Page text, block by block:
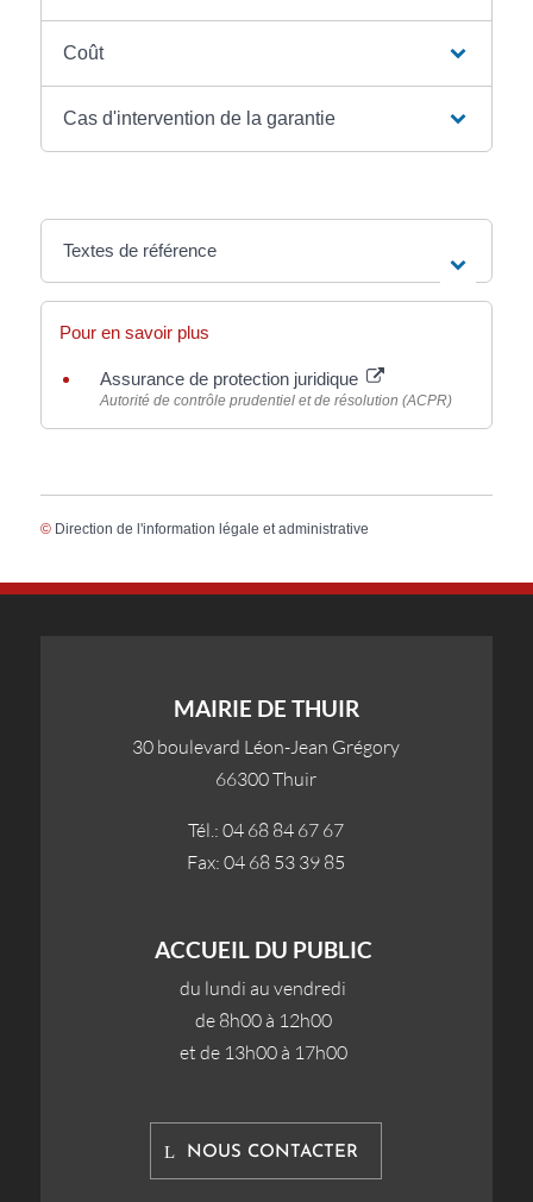
Coût
Cas d'intervention de la garantie
Textes de référence
Pour en savoir plus
Assurance de protection juridique
Autorité de contrôle prudentiel et de résolution (ACPR)
© Direction de l'information légale et administrative
MAIRIE DE THUIR
30 boulevard Léon-Jean Grégory
66300 Thuir
Tél.: 04 68 84 67 67
Fax: 04 68 53 39 85
ACCUEIL DU PUBLIC
du lundi au vendredi
de 8h00 à 12h00
et de 13h00 à 17h00
NOUS CONTACTER